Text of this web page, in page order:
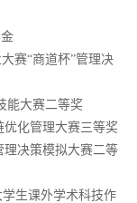
赛“商道杯”管理决
能大赛二等奖
优化管理大赛三等奖
理决策模拟大赛二等
学生课外学术科技作